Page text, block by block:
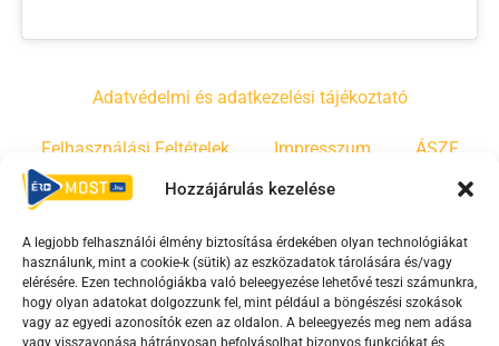
Hozzájárulás kezelése
A legjobb felhasználói élmény biztosítása érdekében olyan technológiákat
használunk, mint a cookie-k (sütik) az eszközadatok tárolására és/vagy
elérésére. Ezen technológiákba való beleegyezése lehetővé teszi számunkra,
hogy olyan adatokat dolgozzunk fel, mint például a böngészési szokások
vagy az egyedi azonosítók ezen az oldalon. A beleegyezés meg nem adása
vagy visszavonása hátrányosan befolyásolhat bizonyos funkciókat és
Adatvédelmi és adatkezelési tájékoztató
Felhasználási Feltételek Impresszum ÁSZF
Irányelvek Moderálási szabályzat
F
a
c
Y
o
u
T
i
k